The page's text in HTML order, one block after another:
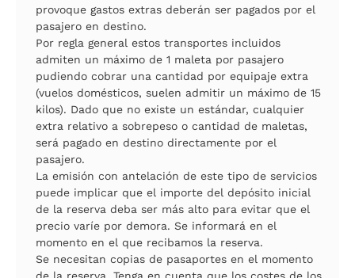
provoque gastos extras deberán ser pagados por el
pasajero en destino.
Por regla general estos transportes incluidos
admiten un máximo de 1 maleta por pasajero
pudiendo cobrar una cantidad por equipaje extra
(vuelos domésticos, suelen admitir un máximo de 15
kilos). Dado que no existe un estándar, cualquier
extra relativo a sobrepeso o cantidad de maletas,
será pagado en destino directamente por el
pasajero.
La emisión con antelación de este tipo de servicios
puede implicar que el importe del depósito inicial
de la reserva deba ser más alto para evitar que el
precio varíe por demora. Se informará en el
momento en el que recibamos la reserva.
Se necesitan copias de pasaportes en el momento